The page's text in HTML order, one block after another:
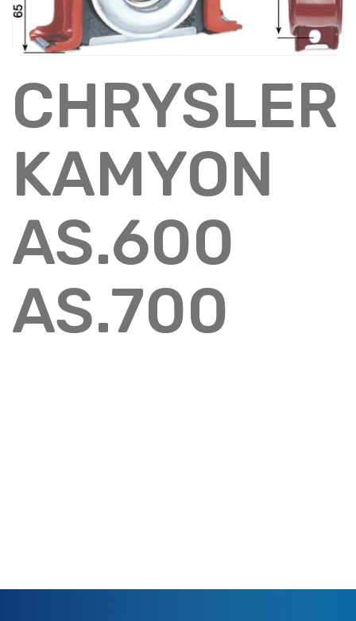
CHRYSLER
KAMYON
AS.600
AS.700